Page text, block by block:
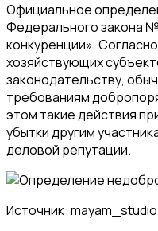
Официальное
Федерального закона
конкуренции».
хозяйствующих
законодательству,
требованиям
этом такие действия
убытки другим
деловой репутации.
Источник: